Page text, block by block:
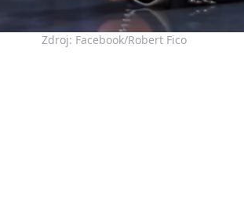
Zdroj: Facebook/Robert Fico